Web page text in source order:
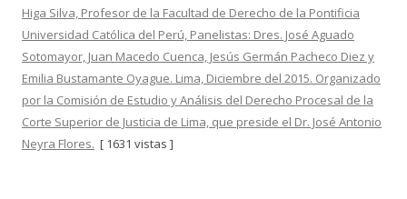
Higa Silva, Profesor de la Facultad de Derecho de la Pontificia
Universidad Católica del Perú, Panelistas: Dres. José Aguado
Sotomayor, Juan Macedo Cuenca, Jesús Germán Pacheco Diez y
Emilia Bustamante Oyague. Lima, Diciembre del 2015. Organizado
por la Comisión de Estudio y Análisis del Derecho Procesal de la
Corte Superior de Justicia de Lima, que preside el Dr. José Antonio
Neyra Flores. [ 1631 vistas ]